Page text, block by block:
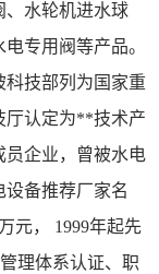
、水轮机进水球
专用阀等产品。
技部列为国家重
厅认定为**技术产
员企业，曾被水电
备推荐厂家名
元， 1999年起先
理体系认证、职